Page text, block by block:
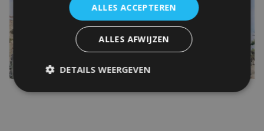
ALLES ACCEPTEREN
ALLES AFWIJZEN
DETAILS WEERGEVEN